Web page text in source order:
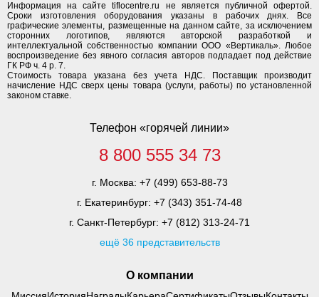
О компании
Информация на сайте tiflocentre.ru не является публичной офертой.
Сроки изготовления оборудования указаны в рабочих днях. Все
графические элементы, размещенные на данном сайте, за исключением
сторонних логотипов, являются авторской разработкой и
интеллектуальной собственностью компании ООО «Вертикаль». Любое
воспроизведение без явного согласия авторов подпадает под действие
ГК РФ ч. 4 р. 7.
Стоимость товара указана без учета НДС. Поставщик производит
начисление НДС сверх цены товара (услуги, работы) по установленной
законом ставке.
Телефон «горячей линии»
8 800 555 34 73
г. Москва: +7 (499) 653-88-73
г. Екатеринбург: +7 (343) 351-74-48
г. Санкт-Петербург: +7 (812) 313-24-71
ещё 36 представительств